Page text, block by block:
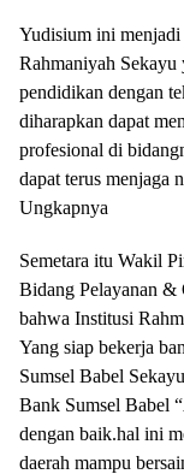
Yudisium ini
Rahmaniyah Sekayu
pendidikan dengan
diharapkan dapat
profesional di
dapat terus menjaga
Ungkapnya
Semetara itu Wakil
Bidang Pelayanan &
bahwa Institusi
Yang siap bekerja
Sumsel Babel
Bank Sumsel Babel
dengan baik.hal ini
daerah mampu